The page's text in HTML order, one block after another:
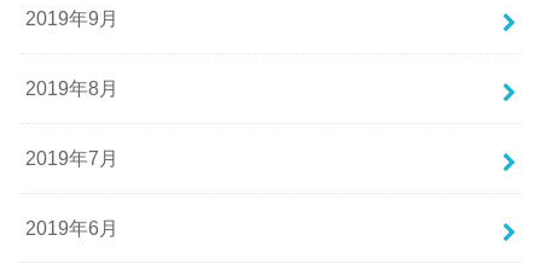
2019年9月
2019年8月
2019年7月
2019年6月